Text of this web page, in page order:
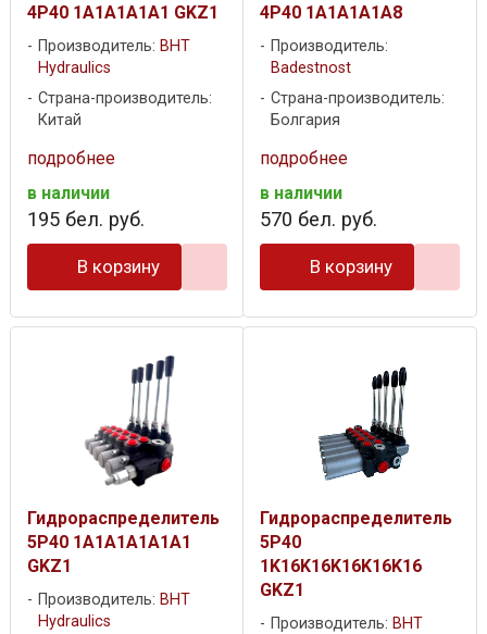
4P40 1A1A1A1A1 GKZ1
Производитель: BHT
Hydraulics
Страна-производитель:
Китай
подробнее
в наличии
195 бел. руб.
В корзину
4P40 1A1A1A1A8
Производитель:
Badestnost
Страна-производитель:
Болгария
подробнее
в наличии
570 бел. руб.
В корзину
Гидрораспределитель
5P40 1A1A1A1A1A1
GKZ1
Производитель: BHT
Hydraulics
Гидрораспределитель
5P40
1K16K16K16K16K16
GKZ1
Производитель: BHT